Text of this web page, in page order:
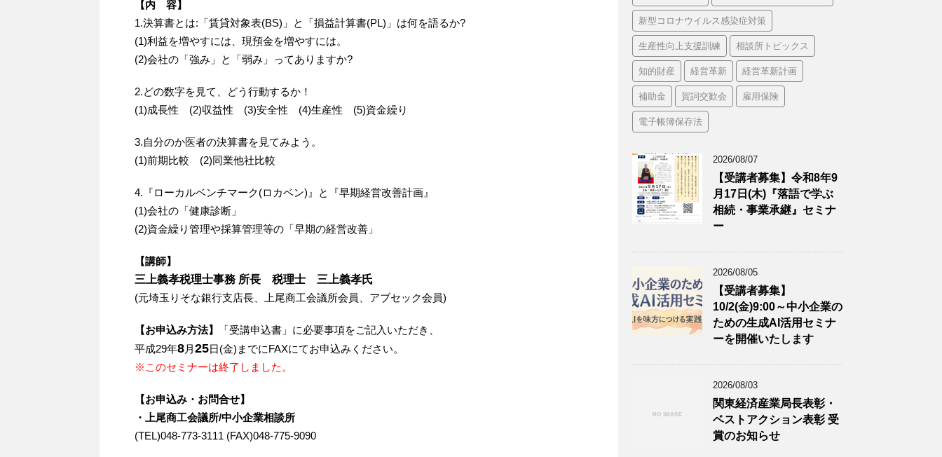
【内 容】
1.決算書とは:「賃貸対象表(BS)」と「損益計算書(PL)」は何を語るか?
(1)利益を増やすには、現預金を増やすには。
(2)会社の「強み」と「弱み」ってありますか?
2.どの数字を見て、どう行動するか！
(1)成長性 (2)収益性 (3)安全性 (4)生産性 (5)資金繰り
3.自分のか医者の決算書を見てみよう。
(1)前期比較 (2)同業他社比較
4.『ローカルベンチマーク(ロカベン)』と『早期経営改善計画』
(1)会社の「健康診断」
(2)資金繰り管理や採算管理等の「早期の経営改善」
【講師】
三上義孝税理士事務 所長 税理士 三上義孝氏
(元埼玉りそな銀行支店長、上尾商工会議所会員、アブセック会員)
【お申込み方法】
「受講申込書」に必要事項をご記入いただき、
平成29年8月25日(金)までにFAXにてお申込みください。
※このセミナーは終了しました。
【お申込み・お問合せ】
・上尾商工会議所/中小企業相談所
(TEL)048-773-3111 (FAX)048-775-9090
新型コロナウイルス感染症対策
生産性向上支援訓練 相談所トピックス
知的財産 経営革新 経営革新計画
補助金 賀詞交歓会 雇用保険
電子帳簿保存法
2026/08/07
【受講者募集】令和8年9
月17日(木)『落語で学ぶ
相続・事業承継』セミナ
ー
2026/08/05
【受講者募集】
10/2(金)9:00～中小企業の
ための生成AI活用セミナ
ーを開催いたします
2026/08/03
関東経済産業局長表彰・
ベストアクション表彰 受
賞のお知らせ